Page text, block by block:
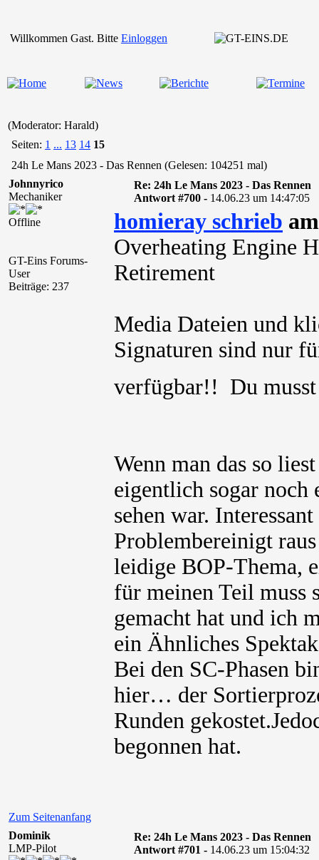
Willkommen Gast. Bitte Einloggen
(Moderator: Harald)
Seiten: 1 ... 13 14 15
24h Le Mans 2023 - Das Rennen (Gelesen: 104251 mal)
Johnnyrico
Mechaniker
Offline
GT-Eins Forums-
User
Beiträge: 237
Re: 24h Le Mans 2023 - Das Rennen
Antwort #700 - 14.06.23 um 14:47:05
homieray schrieb
Overheating Engine
Retirement
Media Dateien und
Signaturen sind nur
verfügbar!! Du
Wenn man das so
eigentlich sogar noch
sehen war.
Problembereinigt
leidige BOP-Thema,
für meinen Teil muss
gemacht hat und ich
ein Ähnliches
Bei den SC-Phasen
hier… der
Runden
begonnen hat.
Zum Seitenanfang
Dominik
LMP-Pilot
Re: 24h Le Mans 2023 - Das Rennen
Antwort #701 - 14.06.23 um 15:04:32